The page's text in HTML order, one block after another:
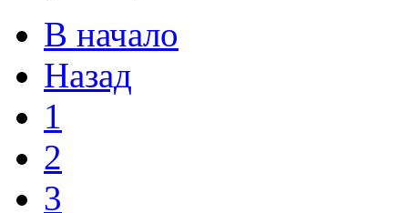
В начало
Назад
1
2
3